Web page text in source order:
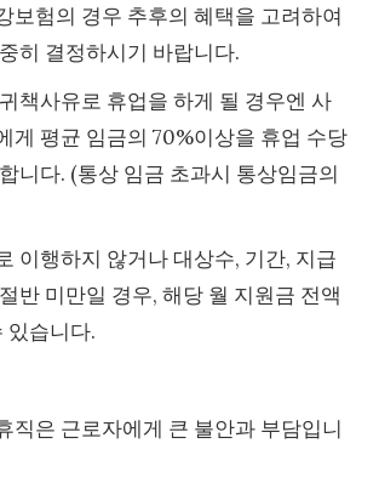
보험의 경우 추후의 혜택을 고려하여
히 결정하시기 바랍니다.
책사유로 휴업을 하게 될 경우엔 사
게 평균 임금의 70%이상을 휴업 수당
니다. (통상 임금 초과시 통상임금의
이행하지 않거나 대상수, 기간, 지급
반 미만일 경우, 해당 월 지원금 전액
있습니다.
직은 근로자에게 큰 불안과 부담입니